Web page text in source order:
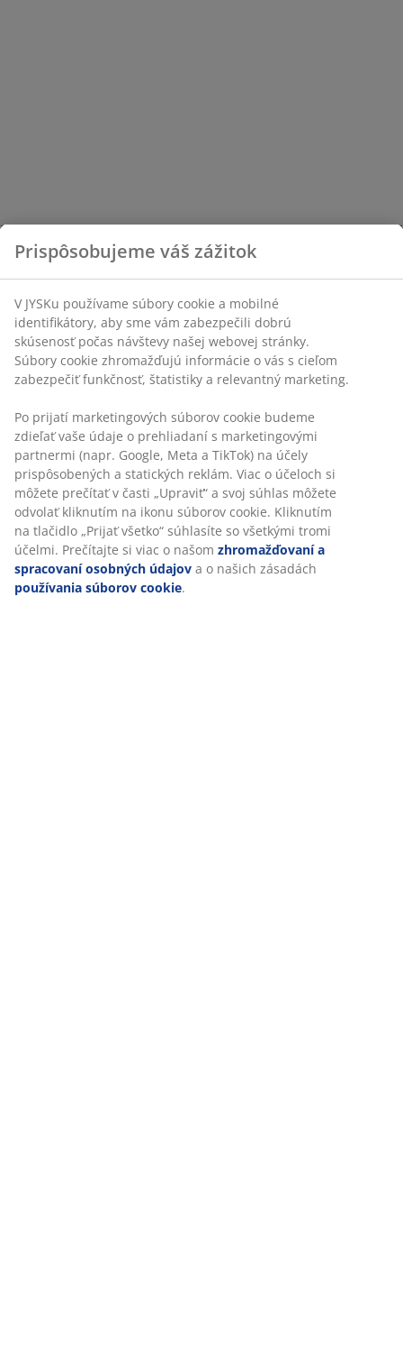
Prispôsobujeme váš zážitok
V JYSKu používame súbory cookie a mobilné
identifikátory, aby sme vám zabezpečili dobrú
skúsenosť počas návštevy našej webovej stránky.
Súbory cookie zhromažďujú informácie o vás s cieľom
zabezpečiť funkčnosť, štatistiky a relevantný marketing.
Po prijatí marketingových súborov cookie budeme
zdieľať vaše údaje o prehliadaní s marketingovými
partnermi (napr. Google, Meta a TikTok) na účely
prispôsobených a statických reklám. Viac o účeloch si
môžete prečítať v časti „Upraviť“ a svoj súhlas môžete
odvolať kliknutím na ikonu súborov cookie. Kliknutím
na tlačidlo „Prijať všetko“ súhlasíte so všetkými tromi
účelmi. Prečítajte si viac o našom zhromažďovaní a
spracovaní osobných údajov a o našich zásadách
používania súborov cookie.